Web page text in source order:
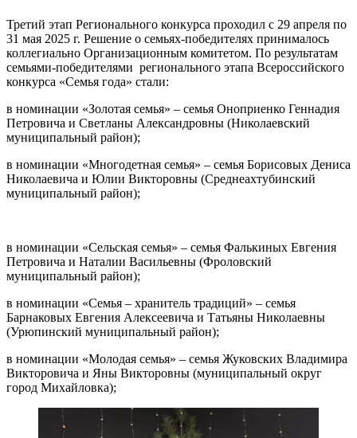
Третий этап Регионального конкурса проходил с 29 апреля по
31 мая 2025 г. Решение о семьях-победителях принималось
коллегиально Организационным комитетом. По результатам
семьями-победителями регионального этапа Всероссийского
конкурса «Семья года» стали:
в номинации «Золотая семья» – семья Оноприенко Геннадия
Петровича и Светланы Александровны (Николаевский
муниципальный район);
в номинации «Многодетная семья» – семья Борисовых Дениса
Николаевича и Юлии Викторовны (Среднеахтубинский
муниципальный район);
в номинации «Сельская семья» – семья Фалькиных Евгения
Петровича и Наталии Васильевны (Фроловский
муниципальный район);
в номинации «Семья – хранитель традиций» – семья
Барнаковых Евгения Алексеевича и Татьяны Николаевны
(Урюпинский муниципальный район);
в номинации «Молодая семья» – семья Жуковских Владимира
Викторовича и Яны Викторовны (муниципальный округ
город Михайловка);